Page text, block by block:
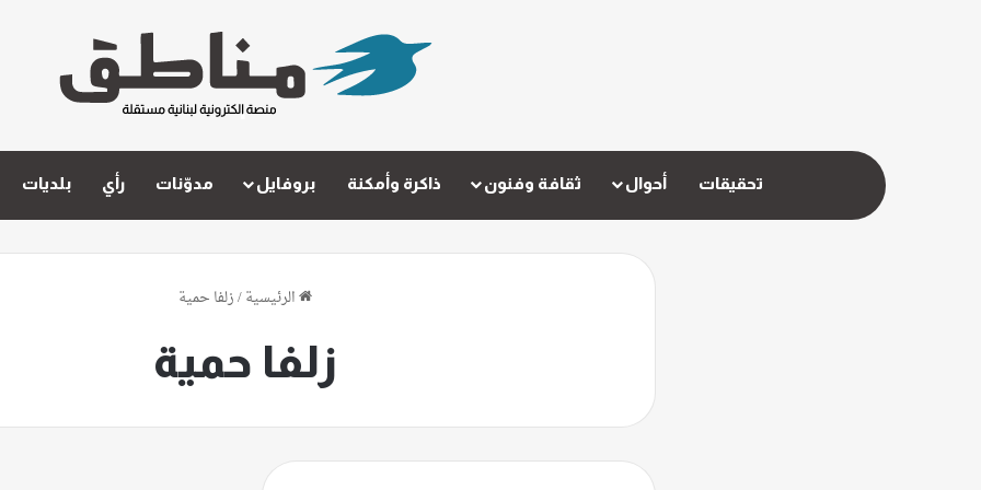
تحقيقات أحوال ثقافة وفنون ذاكرة وأمكنة بروفايل مدوّنات رأي بلديات
الرئيسية/زلفا حمية
زلفا حمية